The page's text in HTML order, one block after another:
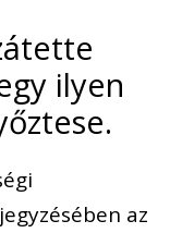
ilyen
az